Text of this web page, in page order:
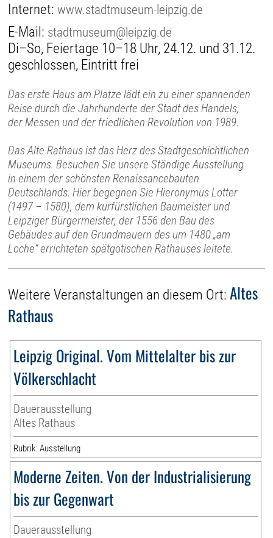
Internet:www.stadtmuseum-leipzig.de
E-Mail: stadtmuseum@leipzig.de
Di–So, Feiertage 10–18 Uhr, 24.12. und 31.12.
geschlossen, Eintritt frei
Das erste Haus am Platze lädt ein zu einer spannenden
Reise durch die Jahrhunderte der Stadt des Handels,
der Messen und der friedlichen Revolution von 1989.
Das Alte Rathaus ist das Herz des Stadtgeschichtlichen
Museums. Besuchen Sie unsere Ständige Ausstellung
in einem der schönsten Renaissancebauten
Deutschlands. Hier begegnen Sie Hieronymus Lotter
(1497 – 1580), dem kurfürstlichen Baumeister und
Leipziger Bürgermeister, der 1556 den Bau des
Gebäudes auf den Grundmauern des um 1480 „am
Loche“ errichteten spätgotischen Rathauses leitete.
Weitere Veranstaltungen an diesem Ort:Altes
Rathaus
Leipzig Original. Vom Mittelalter bis zur
Völkerschlacht
Dauerausstellung
Altes Rathaus
Rubrik: Ausstellung
Moderne Zeiten. Von der Industrialisierung
bis zur Gegenwart
Dauerausstellung